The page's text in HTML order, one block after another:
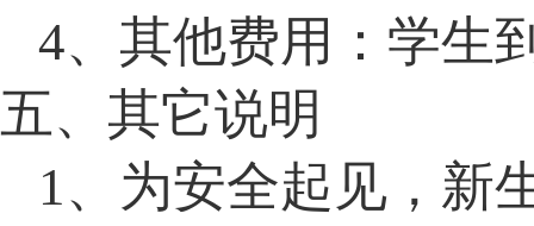
4、其他费用：学生
五、其它说明
1、为安全起见，新